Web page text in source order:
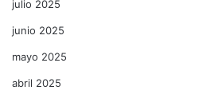
julio 2025
junio 2025
mayo 2025
abril 2025